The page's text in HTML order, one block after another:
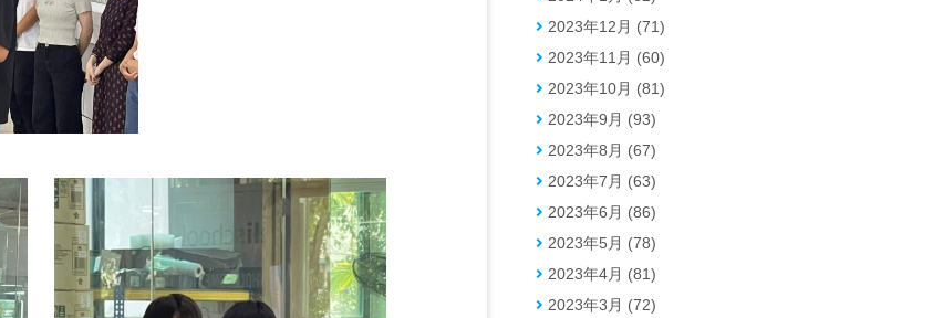
2023年12月 (71)
2023年11月 (60)
2023年10月 (81)
2023年9月 (93)
2023年8月 (67)
2023年7月 (63)
2023年6月 (86)
2023年5月 (78)
2023年4月 (81)
2023年3月 (72)